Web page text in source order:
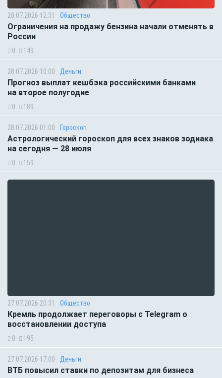
28.07.2026 12:31 Общество
Ограничения на продажу бензина начали отменять в
России
0 149
28.07.2026 10:00 Деньги
Прогноз выплат кешбэка российскими банками
на второе полугодие
0 189
28.07.2026 01:00 Гороскоп
Астрологический гороскоп для всех знаков зодиака
на сегодня — 28 июля
0 159
27.07.2026 20:31 Общество
Кремль продолжает переговоры с Telegram о
восстановлении доступа
0 195
27.07.2026 17:00 Деньги
ВТБ повысил ставки по депозитам для бизнеса